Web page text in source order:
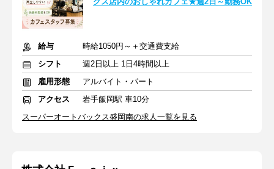
給与
時給1050円～＋交通費支給
シフト
週2日以上 1日4時間以上
雇用形態
アルバイト・パート
アクセス
岩手飯岡駅 車10分
スーパーオートバックス盛岡南の求人一覧を見る